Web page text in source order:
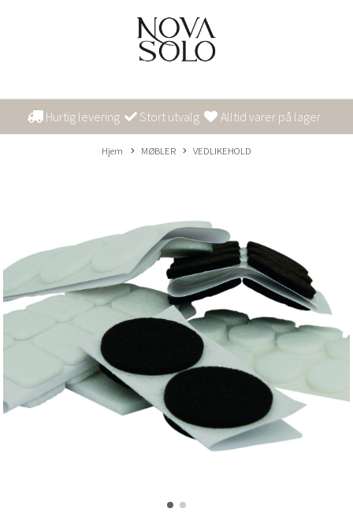
Hurtig levering Stort utvalg Alltid varer på lager
Hjem MØBLER VEDLIKEHOLD